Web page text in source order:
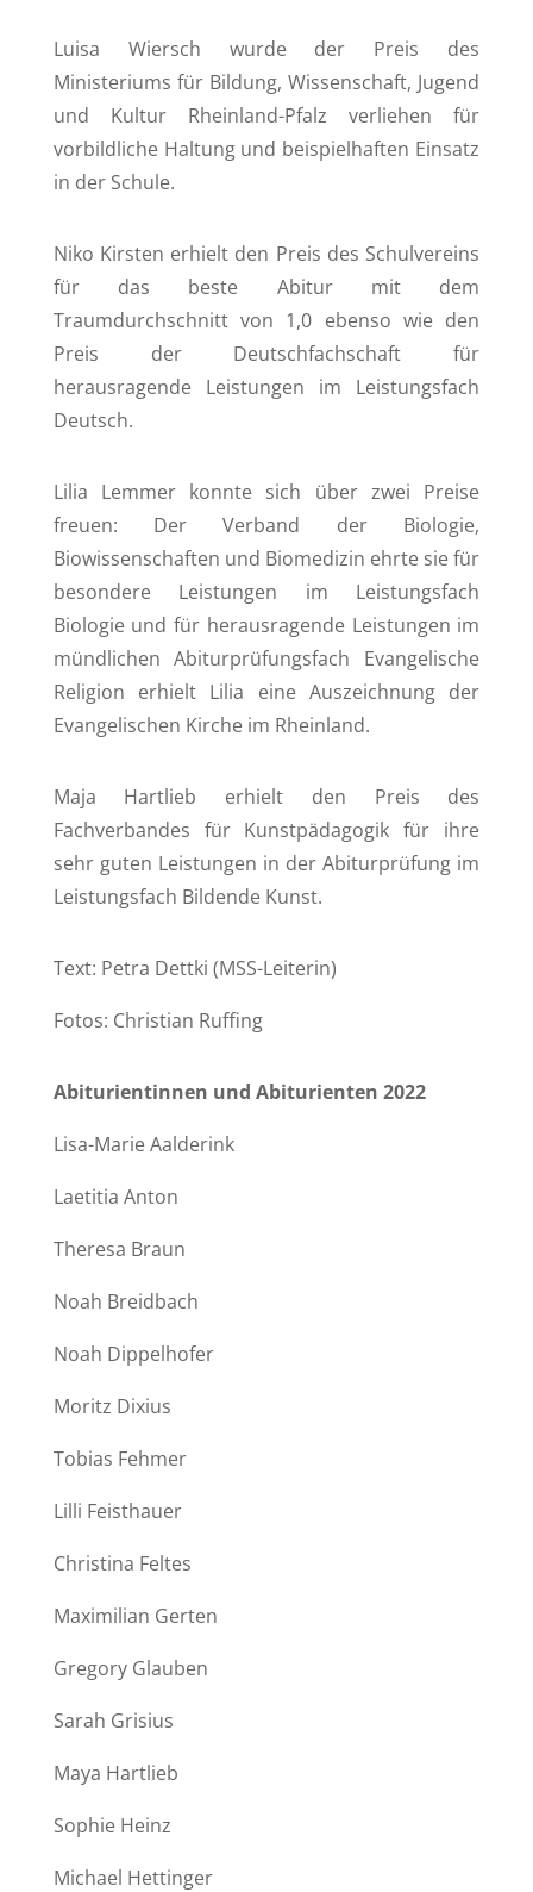
Luisa Wiersch wurde der Preis des
Ministeriums für Bildung, Wissenschaft, Jugend
und Kultur Rheinland-Pfalz verliehen für
vorbildliche Haltung und beispielhaften Einsatz
in der Schule.
Niko Kirsten erhielt den Preis des Schulvereins
für das beste Abitur mit dem
Traumdurchschnitt von 1,0 ebenso wie den
Preis der Deutschfachschaft für
herausragende Leistungen im Leistungsfach
Deutsch.
Lilia Lemmer konnte sich über zwei Preise
freuen: Der Verband der Biologie,
Biowissenschaften und Biomedizin ehrte sie für
besondere Leistungen im Leistungsfach
Biologie und für herausragende Leistungen im
mündlichen Abiturprüfungsfach Evangelische
Religion erhielt Lilia eine Auszeichnung der
Evangelischen Kirche im Rheinland.
Maja Hartlieb erhielt den Preis des
Fachverbandes für Kunstpädagogik für ihre
sehr guten Leistungen in der Abiturprüfung im
Leistungsfach Bildende Kunst.
Text: Petra Dettki (MSS-Leiterin)
Fotos: Christian Ruffing
Abiturientinnen und Abiturienten 2022
Lisa-Marie Aalderink
Laetitia Anton
Theresa Braun
Noah Breidbach
Noah Dippelhofer
Moritz Dixius
Tobias Fehmer
Lilli Feisthauer
Christina Feltes
Maximilian Gerten
Gregory Glauben
Sarah Grisius
Maya Hartlieb
Sophie Heinz
Michael Hettinger